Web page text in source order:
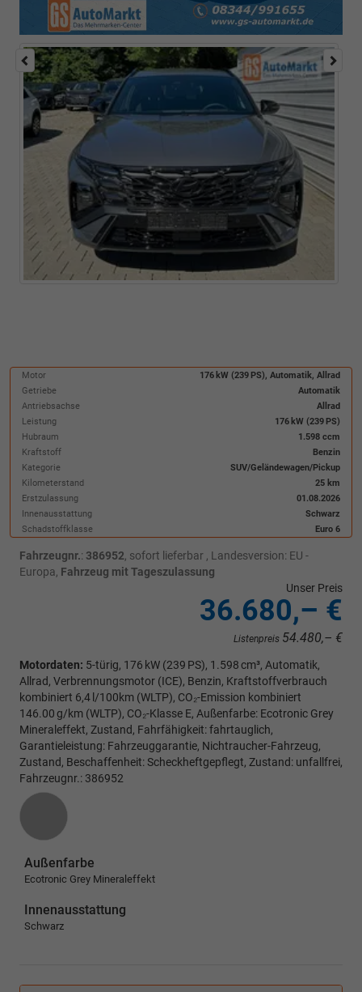
Motor
176 kW (239 PS), Automatik, Allrad
Getriebe
Automatik
Antriebsachse
Allrad
Leistung
176 kW (239 PS)
Hubraum
1.598 ccm
Kraftstoff
Benzin
Kategorie
SUV/Geländewagen/Pickup
Kilometerstand
25 km
Erstzulassung
01.08.2026
Innenausstattung
Schwarz
Schadstoffklasse
Euro 6
Fahrzeugnr.: 386952, sofort lieferbar , Landesversion: EU -
Europa, Fahrzeug mit Tageszulassung
Unser Preis
36.680,– €
Listenpreis 54.480,– €
Motordaten: 5-türig, 176 kW (239 PS), 1.598 cm³, Automatik,
Allrad, Verbrennungsmotor (ICE), Benzin, Kraftstoffverbrauch
kombiniert 6,4 l/100km (WLTP), CO₂-Emission kombiniert
146.00 g/km (WLTP), CO₂-Klasse E, Außenfarbe: Ecotronic Grey
Mineraleffekt, Zustand, Fahrfähigkeit: fahrtauglich,
Garantieleistung: Fahrzeuggarantie, Nichtraucher-Fahrzeug,
Zustand, Beschaffenheit: Scheckheftgepflegt, Zustand: unfallfrei,
Fahrzeugnr.: 386952
Außenfarbe
Ecotronic Grey Mineraleffekt
Innenausstattung
Schwarz